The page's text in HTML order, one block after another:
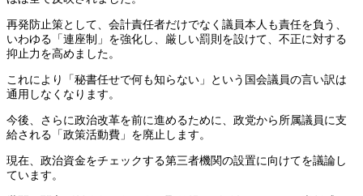
再発防止策として、会計責任者だけでなく議員本人も責任を負う、
いわゆる「連座制」を強化し、厳しい罰則を設けて、不正に対する
抑止力を高めました。
これにより「秘書任せで何も知らない」という国会議員の言い訳は
通用しなくなります。
今後、さらに政治改革を前に進めるために、政党から所属議員に支
給される「政策活動費」を廃止します。
現在、政治資金をチェックする第三者機関の設置に向けてを議論し
ています。